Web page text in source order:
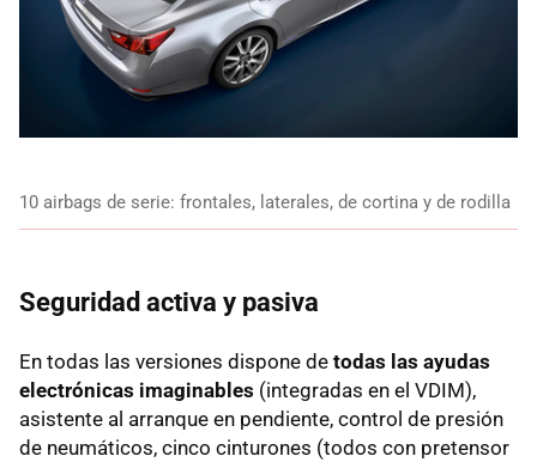
10 airbags de serie: frontales, laterales, de cortina y de rodilla
Seguridad activa y pasiva
En todas las versiones dispone de todas las ayudas
electrónicas imaginables (integradas en el VDIM),
asistente al arranque en pendiente, control de presión
de neumáticos, cinco cinturones (todos con pretensor